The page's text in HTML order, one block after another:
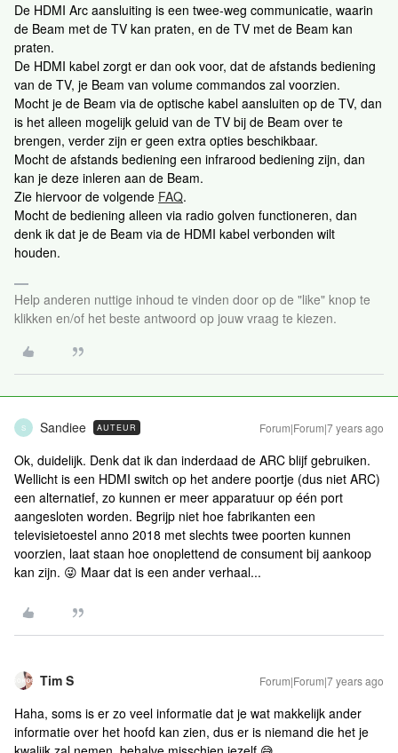
De HDMI Arc aansluiting is een twee-weg communicatie, waarin
de Beam met de TV kan praten, en de TV met de Beam kan
praten.
De HDMI kabel zorgt er dan ook voor, dat de afstands bediening
van de TV, je Beam van volume commandos zal voorzien.
Mocht je de Beam via de optische kabel aansluiten op de TV, dan
is het alleen mogelijk geluid van de TV bij de Beam over te
brengen, verder zijn er geen extra opties beschikbaar.
Mocht de afstands bediening een infrarood bediening zijn, dan
kan je deze inleren aan de Beam.
Zie hiervoor de volgende FAQ.
Mocht de bediening alleen via radio golven functioneren, dan
denk ik dat je de Beam via de HDMI kabel verbonden wilt
houden.
Help anderen nuttige inhoud te vinden door op de "like" knop te
klikken en/of het beste antwoord op jouw vraag te kiezen.
S Sandiee AUTEUR Forum|Forum|7 years ago
Ok, duidelijk. Denk dat ik dan inderdaad de ARC blijf gebruiken.
Wellicht is een HDMI switch op het andere poortje (dus niet ARC)
een alternatief, zo kunnen er meer apparatuur op één port
aangesloten worden. Begrijp niet hoe fabrikanten een
televisietoestel anno 2018 met slechts twee poorten kunnen
voorzien, laat staan hoe onoplettend de consument bij aankoop
kan zijn. 😜 Maar dat is een ander verhaal...
Tim S Forum|Forum|7 years ago
Haha, soms is er zo veel informatie dat je wat makkelijk ander
informatie over het hoofd kan zien, dus er is niemand die het je